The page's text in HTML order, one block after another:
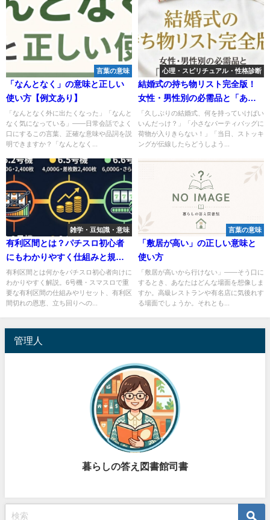
言葉の意味
「なんとなく」の意味と正しい
使い方【例文あり】
「なんとなく外に出たくなった」「なんと
なく気になっている」——日常会話でよく
口にするこの言葉、正確な意味や品詞を説
明できますか？「なんとなく...
心理・スピリチュアル・性格診断
結婚式の持ち物リスト完全版！
女性・男性別の必需品と「ある
と助かる」便利グッズ
「久しぶりの結婚式、何を持っていけばい
いんだっけ？」「小さなパーティバッグに
荷物が入りきらない！」「当日、ストッキ
ングが伝線したらどうしよう...
雑学・豆知識・意味
有利区間とは？パチスロ初心者
にもわかりやすく仕組みと規制
の変遷を解説
有利区間とは何かをパチスロ初心者向けに
わかりやすく解説。6号機・スマスロで重
要な有利区間の仕組みやリセット、有利区
間切れの恩恵、立ち回りへの...
言葉の意味
「敷居が高い」の正しい意味と
使い方
「敷居が高いから行けない」——そう口に
するとき、あなたはどんな場面を想像しま
すか。高級レストランや有名店に気後れす
る場面でしょうか。それとも...
管理人
暮らしの答え図書館司書